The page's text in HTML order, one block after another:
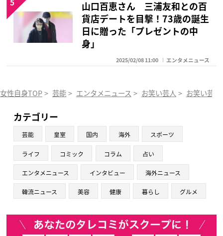
山口百恵さん 三浦友和との百
貨店デートを目撃！73歳の誕生
日に贈った「プレゼントの中
身」
2025/02/08 11:00 エンタメニュース
女性自身TOP > 芸能 > エンタメニュース > お笑い芸人 > お笑い芸人
カテゴリー
芸能 皇室 国内 海外 スポーツ
ライフ コミック コラム 占い
エンタメニュース インタビュー 海外ニュース
韓流ニュース 美容 健康 暮らし グルメ